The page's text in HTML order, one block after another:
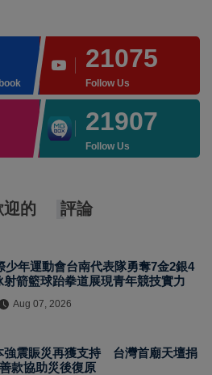
21075
Follow Us
21907
Follow Us
的 評論
少年運動會台南代表隊勇奪7金2銀4
箭籃球跆拳道展現青年競技實力
Aug 07, 2026
強震賑災再獲支持 台灣首廟天壇捐
款協助災後復原